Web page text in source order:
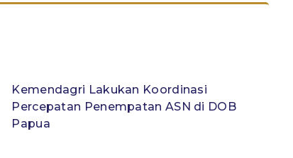
Kemendagri Lakukan Koordinasi
Percepatan Penempatan ASN di DOB
Papua